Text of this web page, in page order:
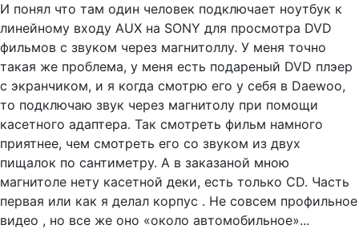
И понял что там один человек подключает ноутбук к
линейному входу AUX на SONY для просмотра DVD
фильмов с звуком через магнитоллу. У меня точно
такая же проблема, у меня есть подареный DVD плэер
с экранчиком, и я когда смотрю его у себя в Daewoo,
то подключаю звук через магнитолу при помощи
касетного адаптера. Так смотреть фильм намного
приятнее, чем смотреть его со звуком из двух
пищалок по сантиметру. А в заказаной мною
магнитоле нету касетной деки, есть только CD. Часть
первая или как я делал корпус . Не совсем профильное
видео , но все же оно «около автомобильное»...